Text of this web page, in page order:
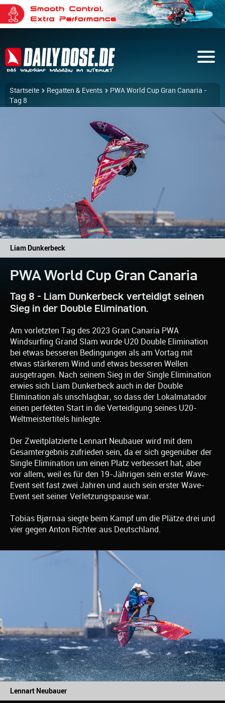
Startseite Regatten & Events
PWA World Cup Gran Canaria -
Tag 8
Liam Dunkerbeck
PWA World Cup Gran Canaria
Tag 8 - Liam Dunkerbeck verteidigt seinen
Sieg in der Double Elimination.
Am vorletzten Tag des 2023 Gran Canaria PWA
Windsurfing Grand Slam wurde U20 Double Elimination
bei etwas besseren Bedingungen als am Vortag mit
etwas stärkerem Wind und etwas besseren Wellen
ausgetragen. Nach seinem Sieg in der Single Elimination
erwies sich Liam Dunkerbeck auch in der Double
Elimination als unschlagbar, so dass der Lokalmatador
einen perfekten Start in die Verteidigung seines U20-
Weltmeistertitels hinlegte.
Der Zweitplatzierte Lennart Neubauer wird mit dem
Gesamtergebnis zufrieden sein, da er sich gegenüber der
Single Elimination um einen Platz verbessert hat, aber
vor allem, weil es für den 19-Jährigen sein erster Wave-
Event seit fast zwei Jahren und auch sein erster Wave-
Event seit seiner Verletzungspause war.
Tobias Bjørnaa siegte beim Kampf um die Plätze drei und
vier gegen Anton Richter aus Deutschland.
Lennart Neubauer